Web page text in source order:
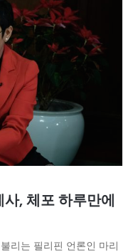
사, 체포 하루만에
리는 필리핀 언론인 마리